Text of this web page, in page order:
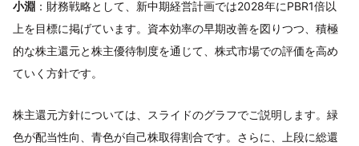
小淵 ：財務戦略として、新中期経営計画では2028年にPBR1倍以
上を目標に掲げています。資本効率の早期改善を図りつつ、積極
的な株主還元と株主優待制度を通じて、株式市場での評価を高め
ていく方針です。
株主還元方針については、スライドのグラフでご説明します。緑
色が配当性向、青色が自己株取得割合です。さらに、上段に総還